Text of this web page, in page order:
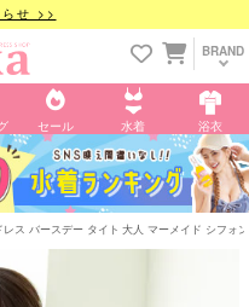
せ >>
BRAND
セール 水着 浴衣
レス バースデー タイト 大人 マーメイド シフォ